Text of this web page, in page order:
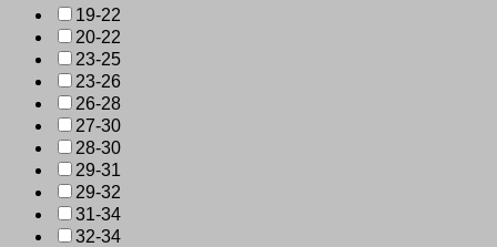
19-22
20-22
23-25
23-26
26-28
27-30
28-30
29-31
29-32
31-34
32-34